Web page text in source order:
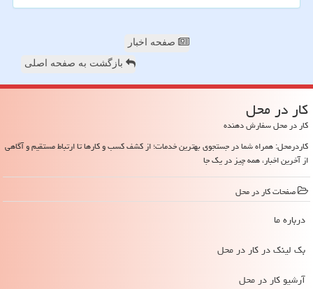
صفحه اخبار
بازگشت به صفحه اصلی
كار در محل
کار در محل سفارش دهنده
کاردرمحل: همراه شما در جستجوی بهترین خدمات؛ از کشف کسب و کارها تا ارتباط مستقیم و آگاهی
از آخرین اخبار، همه چیز در یک جا
صفحات كار در محل
درباره ما
بک لینک در كار در محل
آرشیو كار در محل